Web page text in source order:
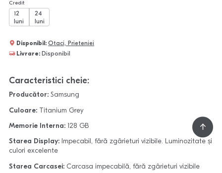
Credit
12
luni
24
luni
Disponibil: Otaci, Prieteniei
Livrare: Disponibil
Caracteristici cheie:
Producător:Samsung
Culoare:Titanium Grey
Memorie Interna:128 GB
Starea Display:Impecabil, fără zgârieturi vizibile. Luminozitate și
culori excelente
Starea Carcasei:Carcasa impecabilă, fără zgârieturi vizibile